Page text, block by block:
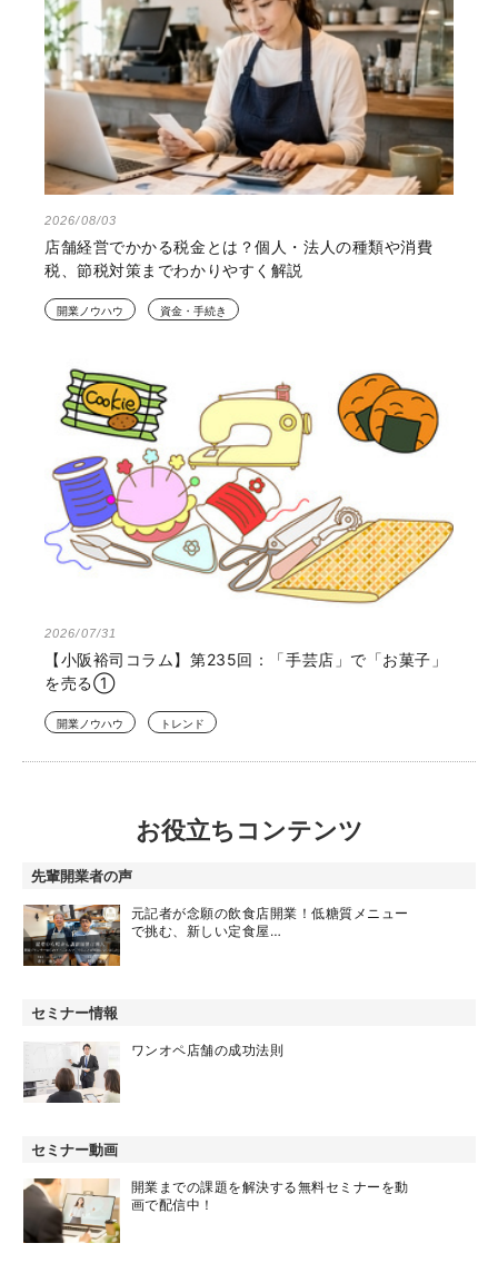
2026/08/03
店舗経営でかかる税金とは？個人・法人の種類や消費
税、節税対策までわかりやすく解説
開業ノウハウ 資金・手続き
2026/07/31
【小阪裕司コラム】第235回：「手芸店」で「お菓子」
を売る①
開業ノウハウ トレンド
お役立ちコンテンツ
先輩開業者の声
元記者が念願の飲食店開業！低糖質メニュー
で挑む、新しい定食屋…
セミナー情報
ワンオペ店舗の成功法則
セミナー動画
開業までの課題を解決する無料セミナーを動
画で配信中！